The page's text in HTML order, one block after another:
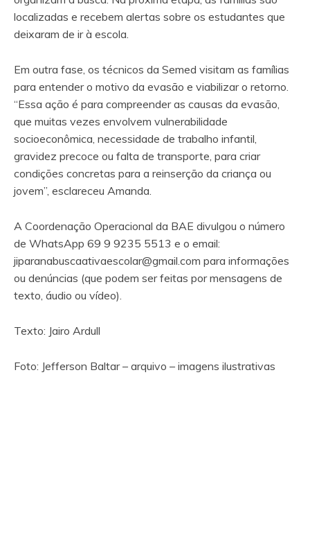
localizadas e recebem alertas sobre os estudantes que
deixaram de ir à escola.
Em outra fase, os técnicos da Semed visitam as famílias
para entender o motivo da evasão e viabilizar o retorno.
“Essa ação é para compreender as causas da evasão,
que muitas vezes envolvem vulnerabilidade
socioeconômica, necessidade de trabalho infantil,
gravidez precoce ou falta de transporte, para criar
condições concretas para a reinserção da criança ou
jovem”, esclareceu Amanda.
A Coordenação Operacional da BAE divulgou o número
de WhatsApp 69 9 9235 5513 e o email:
jiparanabuscaativaescolar@gmail.com para informações
ou denúncias (que podem ser feitas por mensagens de
texto, áudio ou vídeo).
Texto: Jairo Ardull
Foto: Jefferson Baltar – arquivo – imagens ilustrativas